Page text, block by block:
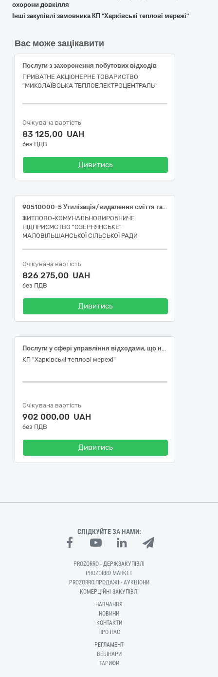
охорони довкілля
Інші закупівлі замовника КП "Харківські теплові мережі"
Вас може зацікавити
Послуги з захоронення побутових відходів
ПРИВАТНЕ АКЦІОНЕРНЕ ТОВАРИСТВО
"МИКОЛАЇВСЬКА ТЕПЛОЕЛЕКТРОЦЕНТРАЛЬ"
Очікувана вартість
83 125,00 UAH
без ПДВ
Дивитись
90510000-5 Утилізація/видалення сміття та поводження зі сміттям (Послуги з управління побутовими відходами, а саме: послуги з видалення відходів на спеціально відведеному полігоні)
ЖИТЛОВО-КОМУНАЛЬНОВИРОБНИЧЕ
ПІДПРИЄМСТВО "ОЗЕРНЯНСЬКЕ"
МАЛОВІЛЬШАНСЬКОЇ СІЛЬСЬКОЇ РАДИ
Очікувана вартість
826 275,00 UAH
без ПДВ
Дивитись
Послуги у сфері управління відходами, що не є небезпечними (оброблення)
КП "Харківські теплові мережі"
Очікувана вартість
902 000,00 UAH
без ПДВ
Дивитись
СЛІДКУЙТЕ ЗА НАМИ:
PROZORRO - ДЕРЖЗАКУПІВЛІ
PROZORRO MARKET
PROZORRO.ПРОДАЖІ - АУКЦІОНИ
КОМЕРЦІЙНІ ЗАКУПІВЛІ
НАВЧАННЯ
НОВИНИ
КОНТАКТИ
ПРО НАС
РЕГЛАМЕНТ
ВЕБІНАРИ
ТАРИФИ